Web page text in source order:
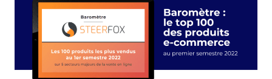
SONT
LES
TENDANCES
2022